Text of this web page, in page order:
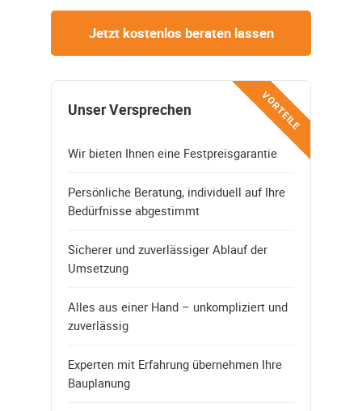
Jetzt kostenlos beraten lassen
VORTEILE
Unser Versprechen
Wir bieten Ihnen eine Festpreisgarantie
Persönliche Beratung, individuell auf Ihre
Bedürfnisse abgestimmt
Sicherer und zuverlässiger Ablauf der
Umsetzung
Alles aus einer Hand – unkompliziert und
zuverlässig
Experten mit Erfahrung übernehmen Ihre
Bauplanung